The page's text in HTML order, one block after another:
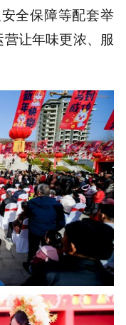
全保障等配套举
让年味更浓、服